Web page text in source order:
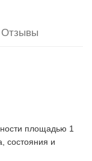
Отзывы
площадью 1
состояния и